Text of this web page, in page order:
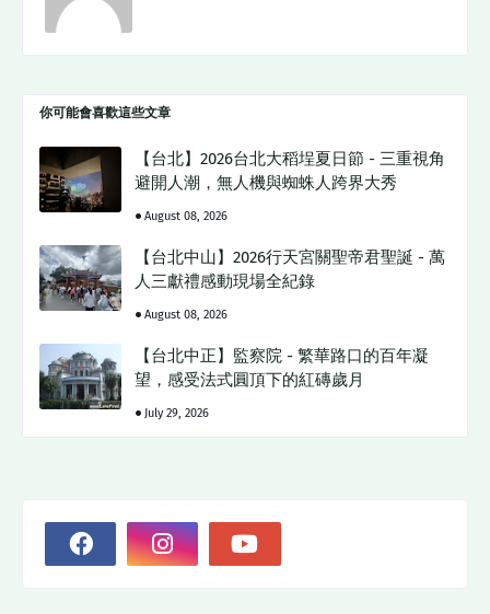
你可能會喜歡這些文章
【台北】2026台北大稻埕夏日節 - 三重視角
避開人潮，無人機與蜘蛛人跨界大秀
August 08, 2026
【台北中山】2026行天宮關聖帝君聖誕 - 萬
人三獻禮感動現場全紀錄
August 08, 2026
【台北中正】監察院 - 繁華路口的百年凝
望，感受法式圓頂下的紅磚歲月
July 29, 2026